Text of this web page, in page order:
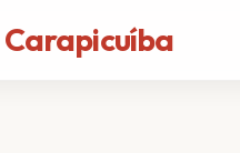
Carapicuíba